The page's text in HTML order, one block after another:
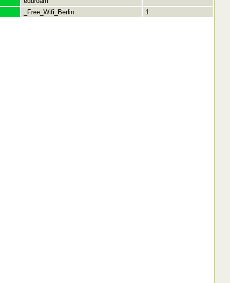
_Free_Wifi_Berlin 1